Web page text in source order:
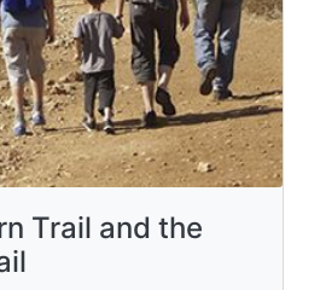
Trail and the